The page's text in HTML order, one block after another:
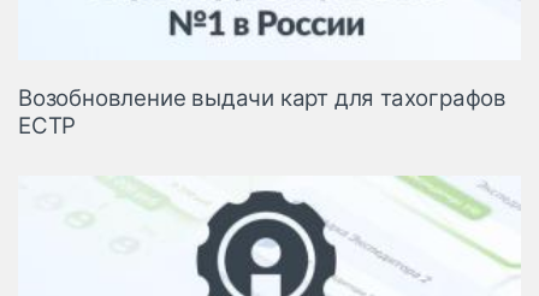
Возобновление выдачи карт для тахографов
ЕСТР